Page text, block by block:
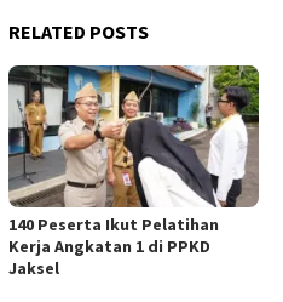
RELATED POSTS
140 Peserta Ikut Pelatihan
Kerja Angkatan 1 di PPKD
Jaksel